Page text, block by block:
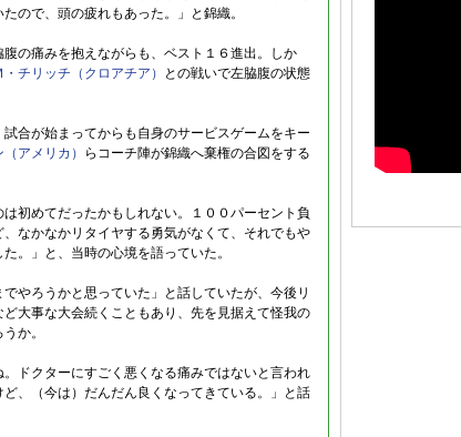
ので、頭の疲れもあった。」と錦織。
の痛みを抱えながらも、ベスト１６進出。しか
・チリッチ（クロアチア）
との戦いで左脇腹の状態
合が始まってからも自身のサービスゲームをキー
アメリカ）
らコーチ陣が錦織へ棄権の合図をする
初めてだったかもしれない。１００パーセント負
なかなかリタイヤする勇気がなくて、それでもや
。」と、当時の心境を語っていた。
やろうかと思っていた」と話していたが、今後リ
大事な大会続くこともあり、先を見据えて怪我の
か。
ドクターにすごく悪くなる痛みではないと言われ
、（今は）だんだん良くなってきている。」と話